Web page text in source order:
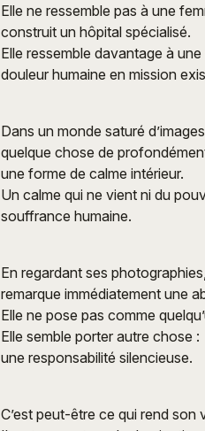
Elle ne ressemble pas à une
construit un hôpital spécialisé.
Elle ressemble davantage à
douleur humaine en mission
Dans un monde saturé
quelque chose de
une forme de calme intérieur.
Un calme qui ne vient ni du
souffrance humaine.
En regardant ses
remarque immédiatement une
Elle ne pose pas comme
Elle semble porter autre chose :
une responsabilité silencieuse.
C’est peut-être ce qui rend son